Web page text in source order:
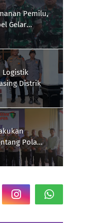
Pemilu,
Gelar
Logistik
Distrik
Pola